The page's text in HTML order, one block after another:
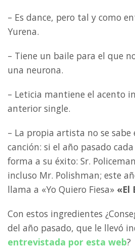
– Es dance, pero tal y como
Yurena.
– Tiene un baile para el que
una neurona.
– Leticia mantiene el acento
anterior single.
– La propia artista no se
canción: si el año pasado
forma a su éxito: Sr.
incluso Mr. Polishman; este
llama a «Yo Quiero Fiesa» «El
Con estos ingredientes
del año pasado, que le llevó
entrevistada por esta web?